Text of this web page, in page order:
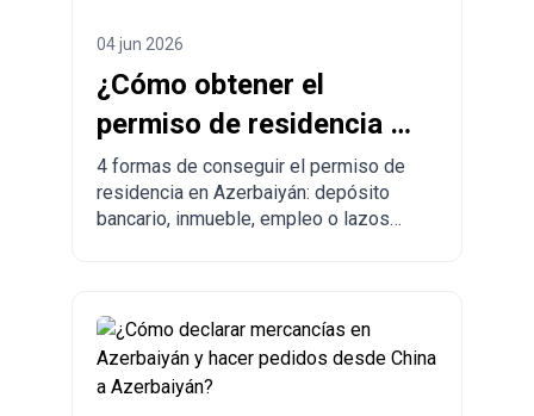
04 jun 2026
¿Cómo obtener el
permiso de residencia en
Azerbaiyán? 4 maneras
de legalizarse
4 formas de conseguir el permiso de
residencia en Azerbaiyán: depósito
bancario, inmueble, empleo o lazos